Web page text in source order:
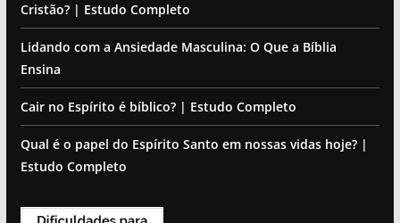
Cristão? | Estudo Completo
Lidando com a Ansiedade Masculina: O Que a Bíblia
Ensina
Cair no Espírito é bíblico? | Estudo Completo
Qual é o papel do Espírito Santo em nossas vidas hoje? |
Estudo Completo